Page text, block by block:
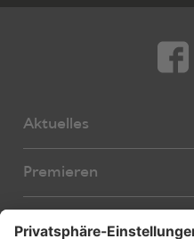
Aktuelles
Premieren
Autor:innen